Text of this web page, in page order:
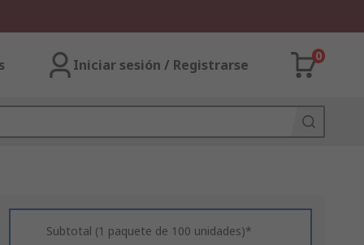
Iniciar sesión / Registrarse
0
Subtotal (1 paquete de 100 unidades)*